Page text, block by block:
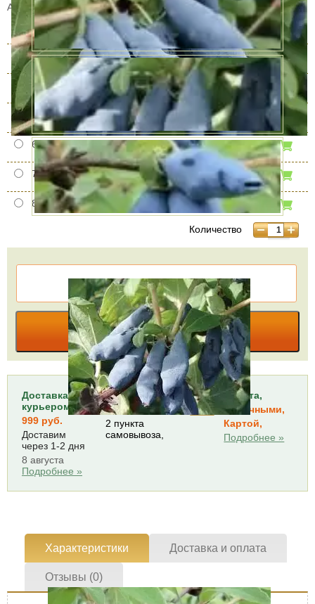
Артикул: 60858
3 года 950 руб.
В наличии
4 года 1490 руб.
В наличии
5 лет 4250 руб.
В наличии
6 лет 5900 руб.
В наличии
7 лет 6900 руб.
В наличии
8 лет 8600 руб.
В наличии
Количество
В КОРЗИНУ
КУПИТЬ В ОДИН КЛИК
Доставка
курьером,
999 руб.
Доставим
через 1-2 дня
8 августа
Подробнее »
Самовывоз,
БЕСПЛАТНО
2 пункта
самовывоза,
Оплата,
Наличными,
Картой,
Подробнее »
Характеристики Доставка и оплата
Отзывы (0)